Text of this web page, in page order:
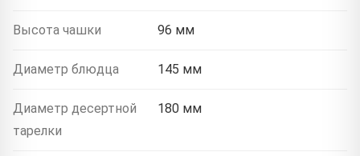
Высота чашки 96 мм
Диаметр блюдца 145 мм
Диаметр десертной
тарелки
180 мм